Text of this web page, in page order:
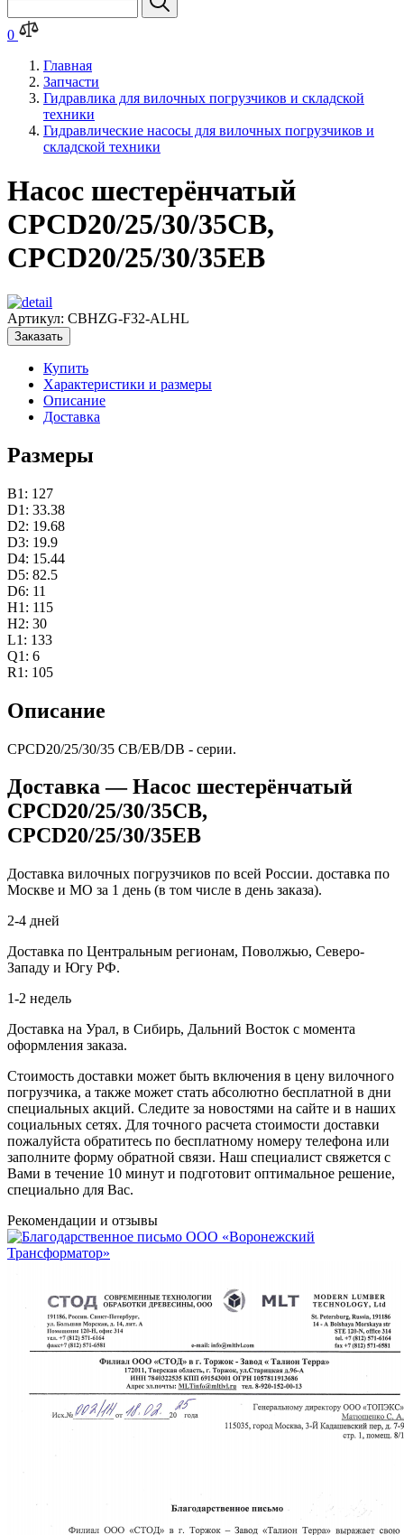
0
Главная
Запчасти
Гидравлика для вилочных погрузчиков и складской
техники
Гидравлические насосы для вилочных погрузчиков и
складской техники
Насос шестерёнчатый
CPCD20/25/30/35CB,
CPCD20/25/30/35EB
Артикул: CBHZG-F32-ALHL
Заказать
Купить
Характеристики и размеры
Описание
Доставка
Размеры
B1: 127
D1: 33.38
D2: 19.68
D3: 19.9
D4: 15.44
D5: 82.5
D6: 11
H1: 115
H2: 30
L1: 133
Q1: 6
R1: 105
Описание
CPCD20/25/30/35 CB/EB/DB - серии.
Доставка — Насос шестерёнчатый
CPCD20/25/30/35CB,
CPCD20/25/30/35EB
Доставка вилочных погрузчиков по всей России. доставка по
Москве и МО за 1 день (в том числе в день заказа).
2-4 дней
Доставка по Центральным регионам, Поволжью, Северо-
Западу и Югу РФ.
1-2 недель
Доставка на Урал, в Сибирь, Дальний Восток с момента
оформления заказа.
Стоимость доставки может быть включения в цену вилочного
погрузчика, а также может стать абсолютно бесплатной в дни
специальных акций. Следите за новостями на сайте и в наших
социальных сетях. Для точного расчета стоимости доставки
пожалуйста обратитесь по бесплатному номеру телефона или
заполните форму обратной связи. Наш специалист свяжется с
Вами в течение 10 минут и подготовит оптимальное решение,
специально для Вас.
Рекомендации и отзывы